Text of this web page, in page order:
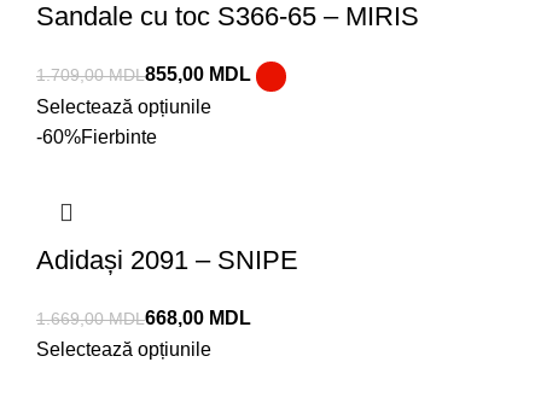
Sandale cu toc S366-65 – MIRIS
1.709,00MDL855,00 MDL
Selectează opțiunile
-60%Fierbinte
Adidași 2091 – SNIPE
1.669,00MDL668,00 MDL
Selectează opțiunile